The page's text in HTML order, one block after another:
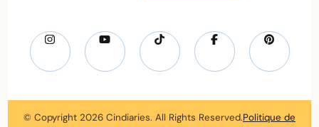
© Copyright 2026 Cindiaries. All Rights Reserved.Politique de